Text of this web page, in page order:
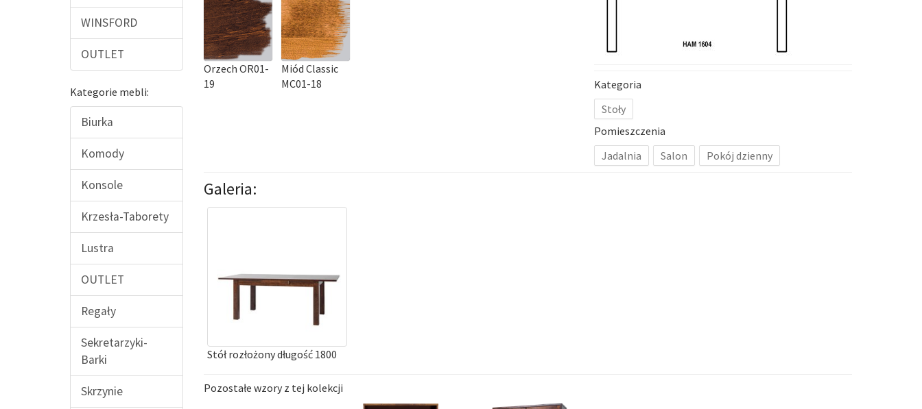
WINSFORD
OUTLET
Kategorie mebli:
Biurka
Komody
Konsole
Krzesła-Taborety
Lustra
OUTLET
Regały
Sekretarzyki-
Barki
Skrzynie
Orzech OR01-
19
Miód Classic
MC01-18
Kategoria
Stoły
Pomieszczenia
Jadalnia
Salon Pokój dzienny
Galeria:
Stół rozłożony długość 1800
Pozostałe wzory z tej kolekcji